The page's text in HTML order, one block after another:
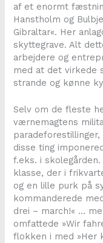
af et enormt
Hanstholm og
Gibraltar«. Her
skyttegrave. Alt
arbejdere og
med at det virkede
strande og kønne
Selv om de fleste
værnemagtens
disse ting
f.eks. i skolegården.
klasse, der i
og en lille purk på
kommanderede
drei – march!« …
omfattede »Wir
flokken i med »Her